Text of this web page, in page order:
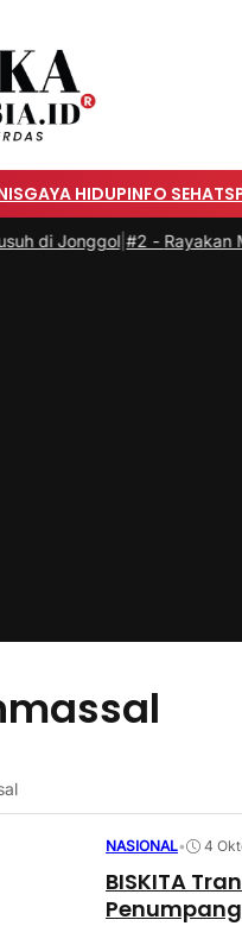
GAYA HIDUPINFO SEHAT
|#2 -Rayakan Mid-
NASIONAL• 4
BISKITA